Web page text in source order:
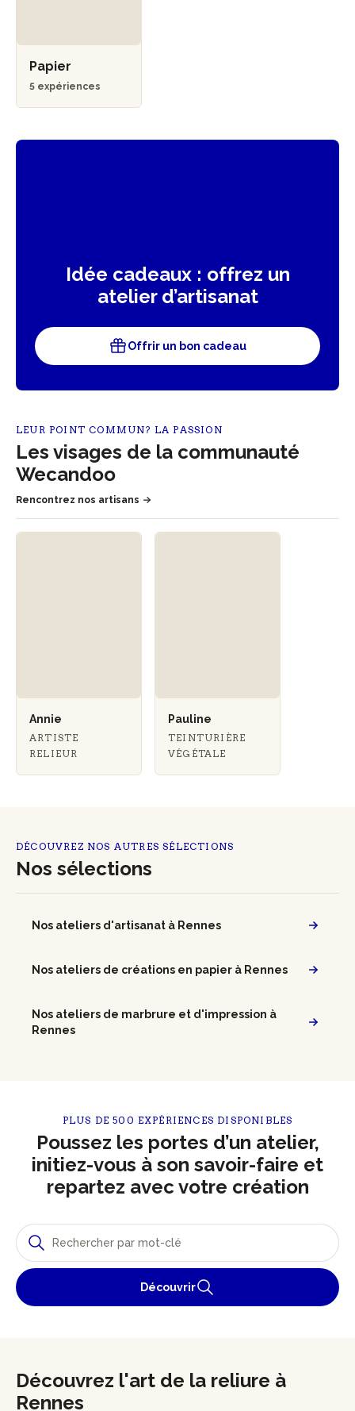
Papier
5 expériences
Idée cadeaux : offrez un
atelier d’artisanat
Offrir un bon cadeau
LEUR POINT COMMUN? LA PASSION
Les visages de la communauté
Wecandoo
Rencontrez nos artisans
Annie
ARTISTE
RELIEUR
Pauline
TEINTURIÈRE
VÉGÉTALE
DÉCOUVREZ NOS AUTRES SÉLECTIONS
Nos sélections
Nos ateliers d'artisanat à Rennes
Nos ateliers de créations en papier à Rennes
Nos ateliers de marbrure et d'impression à
Rennes
PLUS DE 500 EXPÉRIENCES DISPONIBLES
Poussez les portes d’un atelier,
initiez-vous à son savoir-faire et
repartez avec votre création
Découvrir
Découvrez l'art de la reliure à
Rennes